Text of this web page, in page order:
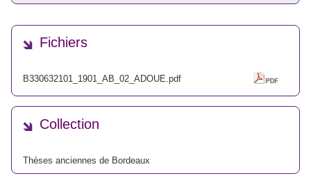
Fichiers
B330632101_1901_AB_02_ADOUE.pdf
Collection
Thèses anciennes de Bordeaux